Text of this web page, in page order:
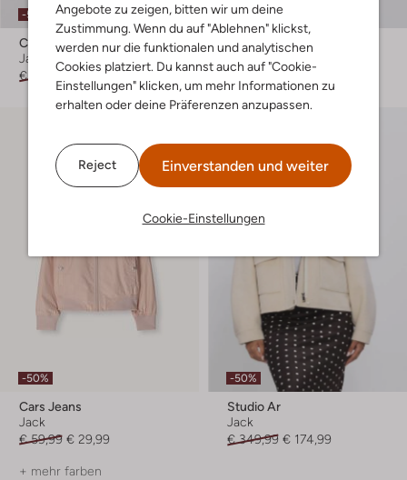
Angebote zu zeigen, bitten wir um deine
Zustimmung. Wenn du auf "Ablehnen" klickst,
werden nur die funktionalen und analytischen
Cookies platziert. Du kannst auch auf "Cookie-
Einstellungen" klicken, um mehr Informationen zu
erhalten oder deine Präferenzen anzupassen.
Reject Einverstanden und weiter
Cookie-Einstellungen
-50%
Co'couture
Jack
€ 189,99 € 94,99
-40%
Neo Noir
Jack
€ 99,99
€ 59,99
-50%
Cars Jeans
Jack
€ 59,99 € 29,99
+ mehr farben
-50%
Studio Ar
Jack
€ 349,99 € 174,99